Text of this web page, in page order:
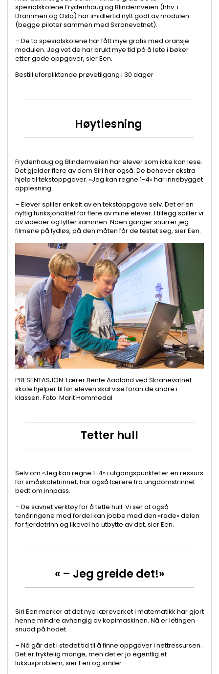
spesialskolene Frydenhaug og Blindernveien (hhv. i
Drammen og Oslo) har imidlertid nytt godt av modulen
(begge piloter sammen med Skranevatnet).
– De to spesialskolene har fått mye gratis med oransje
modulen. Jeg vet de har brukt mye tid på å lete i bøker
etter gode oppgaver, sier Een.
Bestill uforpliktende prøvetilgang i 30 dager
Høytlesning
Frydenhaug og Blindernveien har elever som ikke kan lese.
Det gjelder flere av dem Siri har også. De behøver ekstra
hjelp til tekstoppgaver. «Jeg kan regne 1-4» har innebygget
opplesning.
– Elever spiller enkelt av en tekstoppgave selv. Det er en
nyttig funksjonalitet for flere av mine elever. I tillegg spiller vi
av videoer og lytter sammen. Noen ganger snurrer jeg
filmene på lydløs, på den måten får de testet seg, sier Een.
PRESENTASJON: Lærer Bente Aadland ved Skranevatnet
skole hjelper til før eleven skal vise foran de andre i
klassen. Foto: Marit Hommedal
Tetter hull
Selv om «Jeg kan regne 1-4» i utgangspunktet er en ressurs
for småskoletrinnet, har også lærere fra ungdomstrinnet
bedt om innpass.
– De savnet verktøy for å tette hull. Vi ser at også
tenåringene med fordel kan jobbe med den «røde» delen
for fjerdetrinn og likevel ha utbytte av det, sier Een.
« – Jeg greide det!»
Siri Een merker at det nye læreverket i matematikk har gjort
henne mindre avhengig av kopimaskinen. Nå er letingen
snudd på hodet.
– Nå går det i stedet tid til å finne oppgaver i nettressursen.
Det er fryktelig mange, men det er jo egentlig et
luksusproblem, sier Een og smiler.